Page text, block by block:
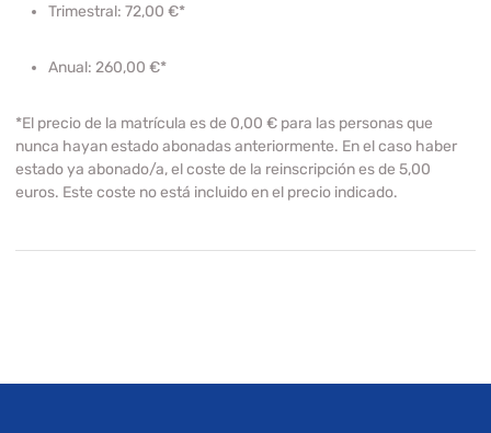
Trimestral: 72,00 €*
Anual: 260,00 €*
*El precio de la matrícula es de 0,00 € para las personas que
nunca hayan estado abonadas anteriormente. En el caso haber
estado ya abonado/a, el coste de la reinscripción es de 5,00
euros. Este coste no está incluido en el precio indicado.